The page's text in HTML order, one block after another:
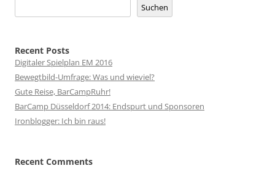
Suchen
Recent Posts
Digitaler Spielplan EM 2016
Bewegtbild-Umfrage: Was und wieviel?
Gute Reise, BarCampRuhr!
BarCamp Düsseldorf 2014: Endspurt und Sponsoren
Ironblogger: Ich bin raus!
Recent Comments